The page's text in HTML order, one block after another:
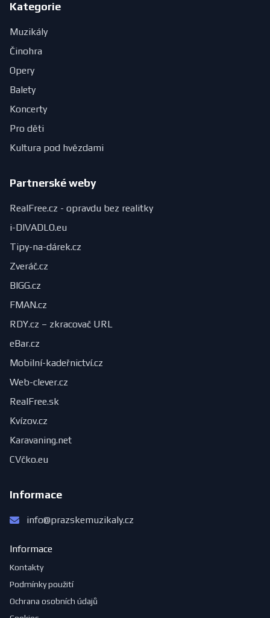
Kategorie
Muzikály
Činohra
Opery
Balety
Koncerty
Pro děti
Kultura pod hvězdami
Partnerské weby
RealFree.cz - opravdu bez realitky
i-DIVADLO.eu
Tipy-na-dárek.cz
Zveráč.cz
BIGG.cz
FMAN.cz
RDY.cz – zkracovač URL
eBar.cz
Mobilní-kadeřnictví.cz
Web-clever.cz
RealFree.sk
Kvízov.cz
Karavaning.net
CVčko.eu
Informace
info@prazskemuzikaly.cz
Informace
Kontakty
Podmínky použití
Ochrana osobních údajů